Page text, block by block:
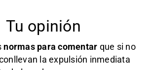
Tu opinión
normas para comentar que si no
la expulsión inmediata